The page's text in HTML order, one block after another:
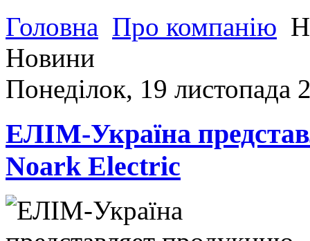
Головна Про компанію
Новини
Понеділок, 19 листопада
ЕЛІМ-Україна
Noark Electric